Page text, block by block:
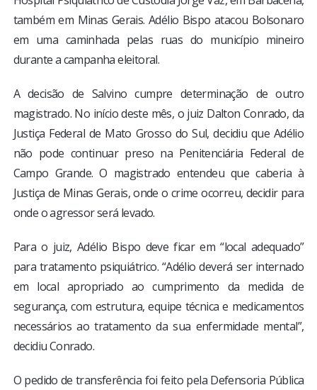
COLUNISTAS
também em Minas Gerais. Adélio Bispo atacou Bolsonaro
em uma caminhada pelas ruas do município mineiro
durante a campanha eleitoral.
A decisão de Salvino cumpre determinação de outro
magistrado. No início deste mês, o juiz Dalton Conrado, da
Justiça Federal de Mato Grosso do Sul, decidiu que Adélio
não pode continuar preso na Penitenciária Federal de
Campo Grande. O magistrado entendeu que caberia à
Justiça de Minas Gerais, onde o crime ocorreu, decidir para
onde o agressor será levado.
Para o juiz, Adélio Bispo deve ficar em “local adequado”
para tratamento psiquiátrico. “Adélio deverá ser internado
em local apropriado ao cumprimento da medida de
segurança, com estrutura, equipe técnica e medicamentos
necessários ao tratamento da sua enfermidade mental”,
decidiu Conrado.
O pedido de transferência foi feito pela Defensoria Pública